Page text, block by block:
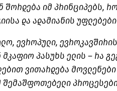
შორდება იმ პრინციპებს,
და ადამიანის
ევროპული,
პასუხს ელის – რა
ვითარდება
შემაშფოთებელი